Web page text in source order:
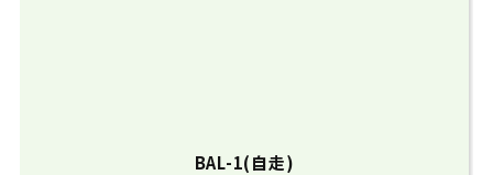
BAL-1(自走)